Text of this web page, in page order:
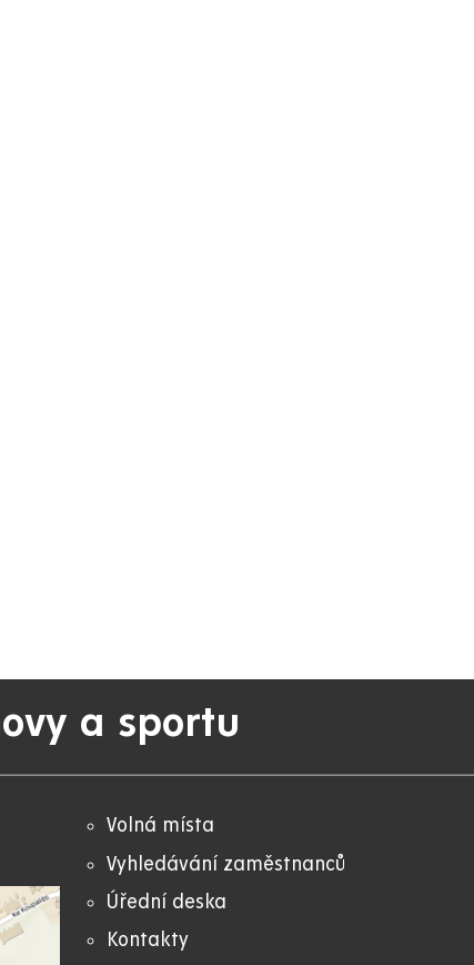
a sportu
Volná místa
Vyhledávání zaměstnanců
Úřední deska
Kontakty